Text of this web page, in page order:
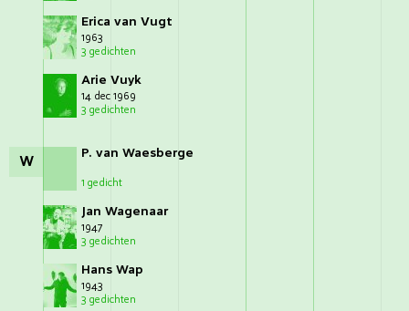
Erica van Vugt
1963
3 gedichten
Arie Vuyk
14 dec 1969
3 gedichten
W P. van Waesberge
1 gedicht
Jan Wagenaar
1947
3 gedichten
Hans Wap
1943
3 gedichten